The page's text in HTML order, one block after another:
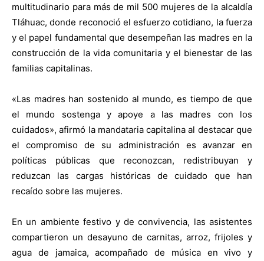
multitudinario para más de mil 500 mujeres de la alcaldía
Tláhuac, donde reconoció el esfuerzo cotidiano, la fuerza
y el papel fundamental que desempeñan las madres en la
construcción de la vida comunitaria y el bienestar de las
familias capitalinas.
«Las madres han sostenido al mundo, es tiempo de que
el mundo sostenga y apoye a las madres con los
cuidados», afirmó la mandataria capitalina al destacar que
el compromiso de su administración es avanzar en
políticas públicas que reconozcan, redistribuyan y
reduzcan las cargas históricas de cuidado que han
recaído sobre las mujeres.
En un ambiente festivo y de convivencia, las asistentes
compartieron un desayuno de carnitas, arroz, frijoles y
agua de jamaica, acompañado de música en vivo y